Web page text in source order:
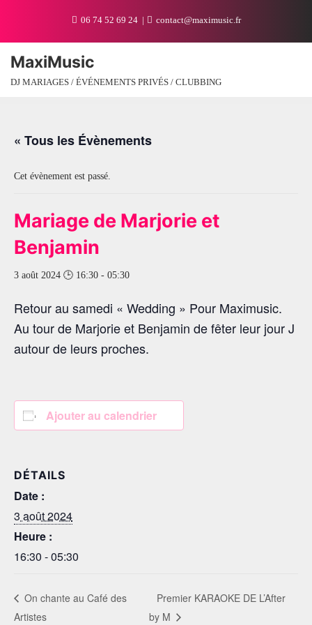
06 74 52 69 24 contact@maximusic.fr
MaxiMusic
DJ MARIAGES / ÉVÉNEMENTS PRIVÉS / CLUBBING
« Tous les Évènements
Cet évènement est passé.
Mariage de Marjorie et
Benjamin
3 août 2024 🕒 16:30 - 05:30
Retour au samedi « Wedding » Pour Maximusic.
Au tour de Marjorie et Benjamin de fêter leur jour J
autour de leurs proches.
Ajouter au calendrier
DÉTAILS
Date :
3 août 2024
Heure :
16:30 - 05:30
On chante au Café des
Artistes
Premier KARAOKE DE L’After
by M